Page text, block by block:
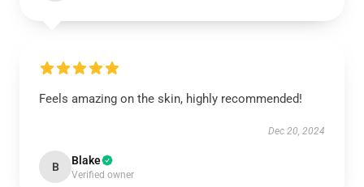
Feels amazing on the skin, highly recommended!
Dec 20, 2024
B Blake
Verified owner